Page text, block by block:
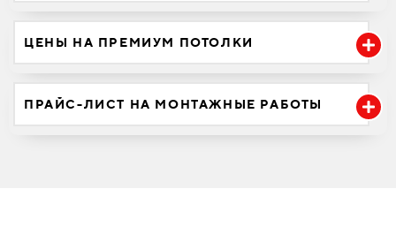
ЦЕНЫ НА ПРЕМИУМ ПОТОЛКИ
ПРАЙС-ЛИСТ НА МОНТАЖНЫЕ РАБОТЫ